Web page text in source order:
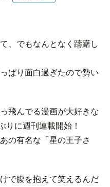
登
、でもなんとなく躊躇し
ぱり面白過ぎたので勢い
飛んでる漫画が大好きな
りに週刊連載開始！
の有名な「星の王子さ
で腹を抱えて笑えるんだ